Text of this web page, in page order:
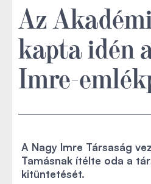
Az
kapta idén
Imre-
A Nagy Imre Társaság
Tamásnak ítélte oda a
kitüntetését.